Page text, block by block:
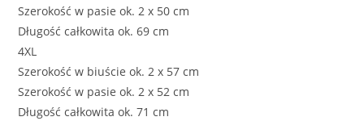
Szerokość w pasie ok. 2 x 50 cm
Długość całkowita ok. 69 cm
4XL
Szerokość w biuście ok. 2 x 57 cm
Szerokość w pasie ok. 2 x 52 cm
Długość całkowita ok. 71 cm